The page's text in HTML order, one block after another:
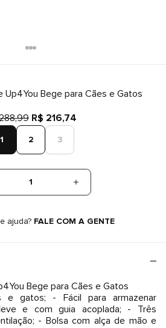
Up4You Bege para Cães e Gatos
R$ 216,74
1 2 3
1
ajuda? FALE COM A GENTE
Bege para Cães e Gatos
e gatos; - Fácil para armazenar
e com guia acoplada; - Três
- Bolsa com alça de mão e